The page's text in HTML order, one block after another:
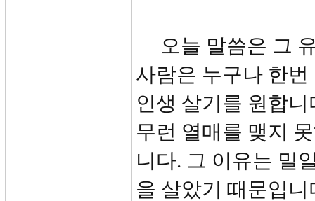
오늘 말씀은 그
사람은 누구나 한
인생 살기를 원합
무런 열매를 맺지
니다. 그 이유는 밀
을 살았기 때문입